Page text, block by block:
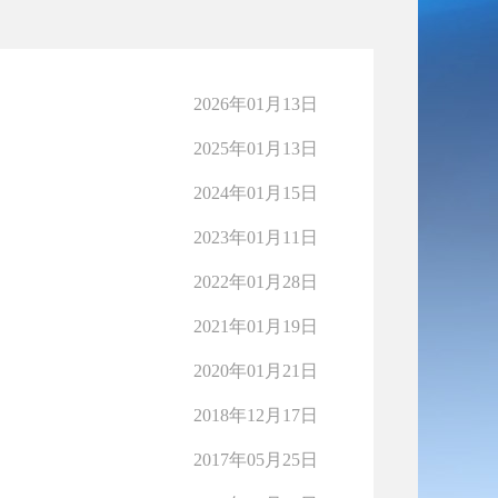
2026年01月13日
2025年01月13日
2024年01月15日
2023年01月11日
2022年01月28日
2021年01月19日
2020年01月21日
2018年12月17日
2017年05月25日